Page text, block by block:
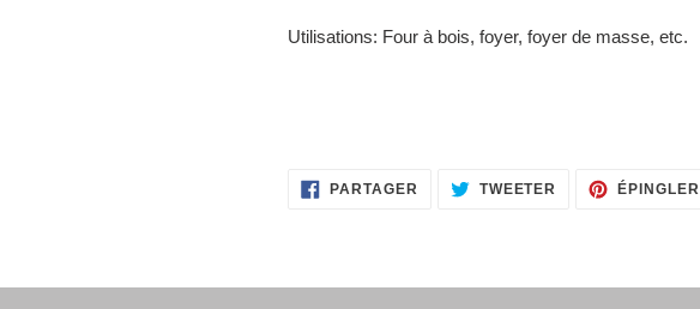
Utilisations: Four à bois, foyer, foyer de masse, etc.
PARTAGER PARTAGER
SUR
TWEETER TWEETER
SUR
ÉPINGLER